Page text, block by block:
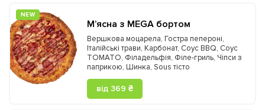
NEW
М’ясна з MEGA бортом
Вершкова моцарела, Гостра пепероні,
Італійські трави, Карбонат, Соус BBQ, Соус
TOMATO, Філадельфія, Філе-гриль, Чіпси з
паприкою, Шинка, Sous тісто
від 369 ₴